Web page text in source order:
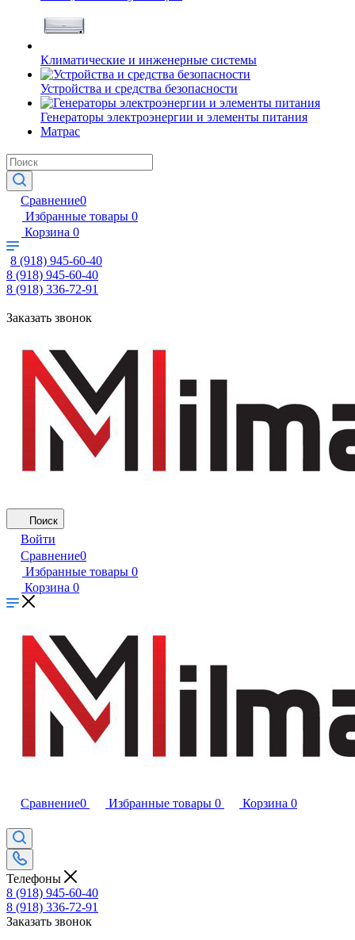
Климатические и инженерные системы
Устройства и средства безопасности
Генераторы электроэнергии и элементы питания
Матрас
Сравнение0
Избранные товары 0
Корзина 0
8 (918) 945-60-40
8 (918) 945-60-40
8 (918) 336-72-91
Заказать звонок
Поиск
Войти
Сравнение0
Избранные товары 0
Корзина 0
Сравнение0 Избранные товары 0 Корзина 0
Телефоны
8 (918) 945-60-40
8 (918) 336-72-91
Заказать звонок